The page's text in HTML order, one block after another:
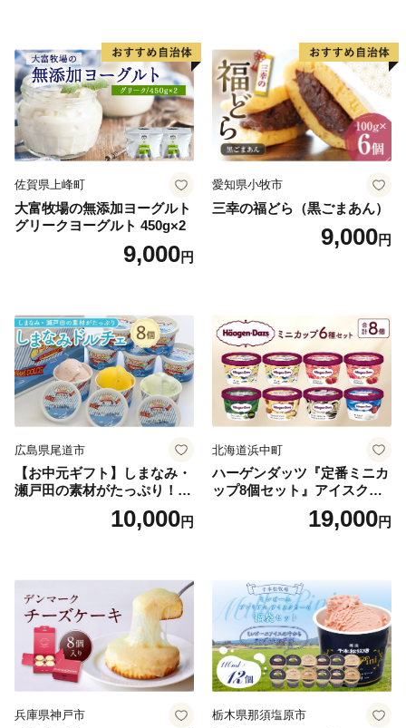
子 菓子 F4N-2298
佐賀県上峰町
大富牧場の無添加ヨーグルト
グリークヨーグルト 450g×2
9,000円
愛知県小牧市
三幸の福どら（黒ごまあん）
9,000円
広島県尾道市
【お中元ギフト】しまなみ・
瀬戸田の素材がたっぷり！ジ
10,000円
北海道浜中町
ハーゲンダッツ『定番ミニカ
ップ8個セット』アイスクリ
ーム アイス スイーツ デザー
19,000円
兵庫県神戸市 栃木県那須塩原市